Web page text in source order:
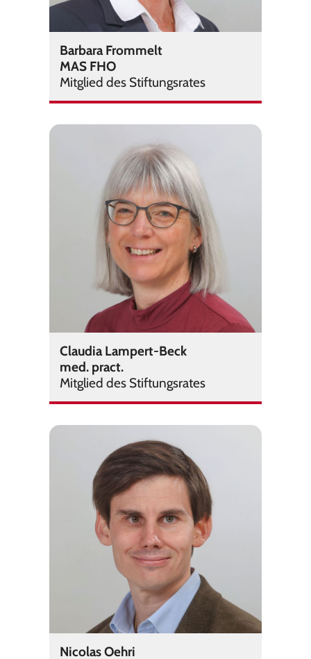
Barbara Frommelt
MAS FHO
Mit­glied des Stif­tungs­ra­tes
Claudia Lampert-Beck
med. pract.
Mit­glied des Stif­tungs­ra­tes
Nicolas Oehri